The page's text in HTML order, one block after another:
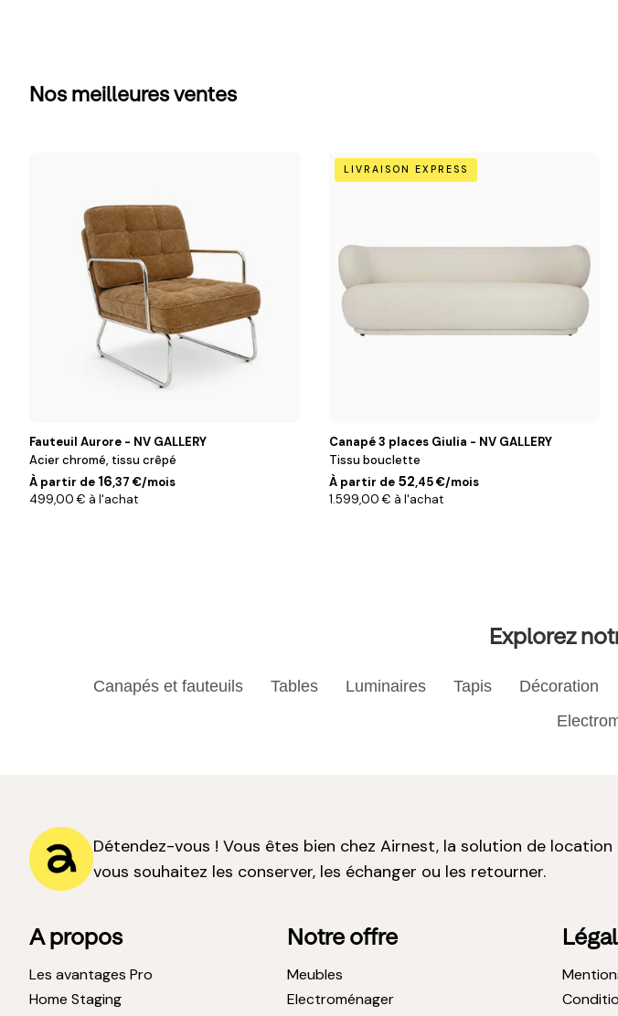
Nos meilleures ventes
Fauteuil Aurore - NV GALLERY
Acier chromé, tissu crêpé
À partir de 16,37 €/mois
499,00 € à l'achat
Beige
LIVRAISON EXPRESS
Canapé 3 places Giulia - NV GALLERY
Tissu bouclette
À partir de 52,45 €/mois
1.599,00 € à l'achat
Explorez
Canapés et fauteuils Tables Luminaires Tapis Décoration
Détendez-vous ! Vous êtes bien chez Airnest, la solution de
vous souhaitez les conserver, les échanger ou les retourner.
A propos
Les avantages Pro
Home Staging
Notre offre
Meubles
Electroménager
Légal